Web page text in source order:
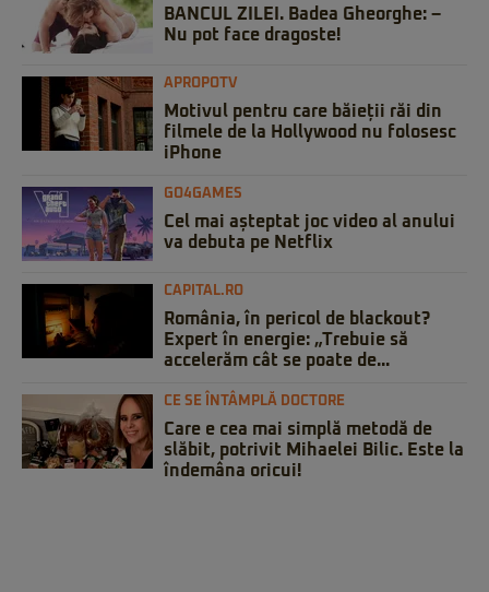
BANCUL ZILEI. Badea Gheorghe: –
Nu pot face dragoste!
APROPOTV
Motivul pentru care băieții răi din
filmele de la Hollywood nu folosesc
iPhone
GO4GAMES
Cel mai așteptat joc video al anului
va debuta pe Netflix
CAPITAL.RO
România, în pericol de blackout?
Expert în energie: „Trebuie să
accelerăm cât se poate de...
CE SE ÎNTÂMPLĂ DOCTORE
Care e cea mai simplă metodă de
slăbit, potrivit Mihaelei Bilic. Este la
îndemâna oricui!